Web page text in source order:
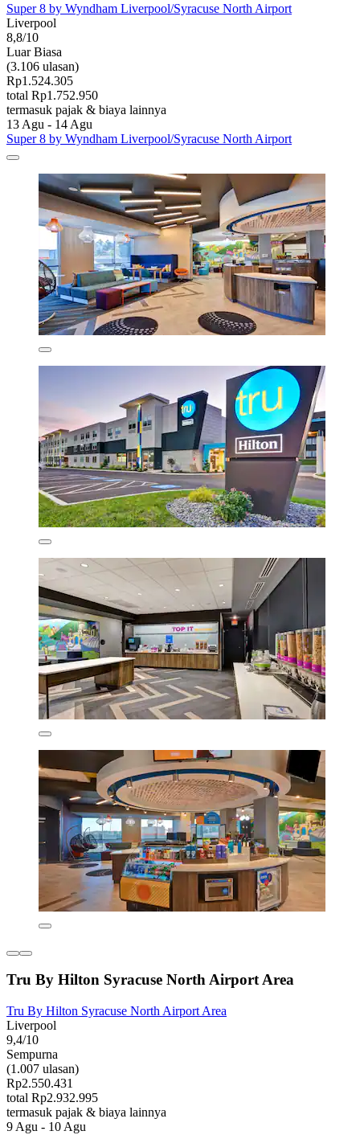
Super 8 by Wyndham Liverpool/Syracuse North Airport
Liverpool
8,8/10
Luar Biasa
(3.106 ulasan)
Rp1.524.305
total Rp1.752.950
termasuk pajak & biaya lainnya
13 Agu - 14 Agu
Super 8 by Wyndham Liverpool/Syracuse North Airport
Tru By Hilton Syracuse North Airport Area
Tru By Hilton Syracuse North Airport Area
Liverpool
9,4/10
Sempurna
(1.007 ulasan)
Rp2.550.431
total Rp2.932.995
termasuk pajak & biaya lainnya
9 Agu - 10 Agu